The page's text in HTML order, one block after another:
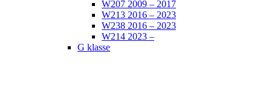
W207 2009 – 2017
W213 2016 – 2023
W238 2016 – 2023
W214 2023 –
G klasse